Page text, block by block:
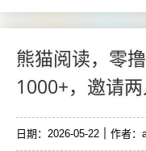
5米起步，官方兜底1
平台上可直接提现到
5个起出 手续废
熊猫阅读，零
1000+，邀请
日期：2026-05-22 作者：